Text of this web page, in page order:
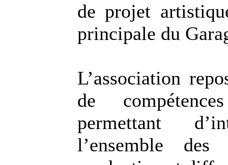
de projet
principale du
L’association
de
permettant
l’ensemble des